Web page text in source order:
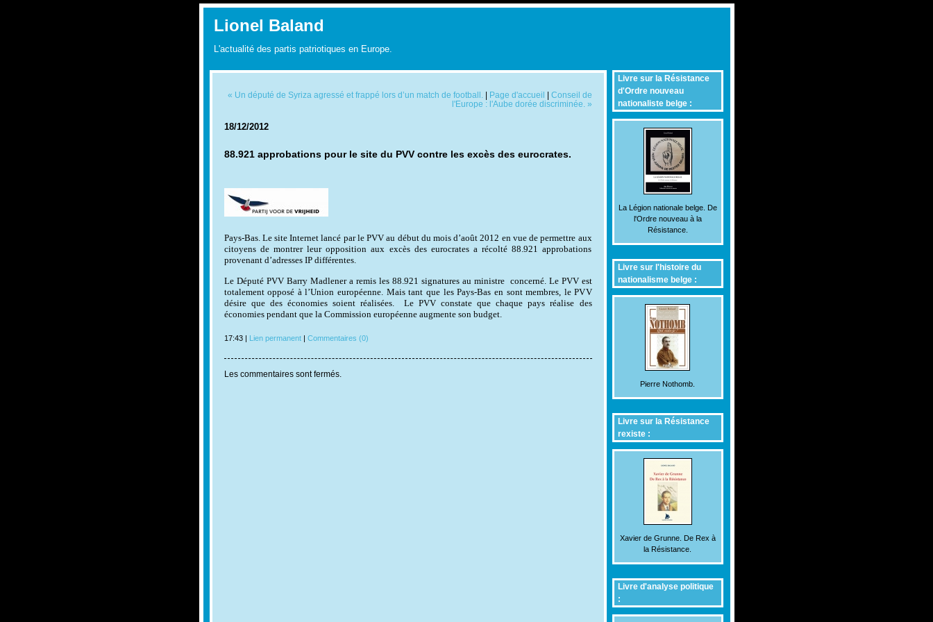
Lionel Baland
L'actualité des partis patriotiques en Europe.
Livre sur la Résistance
d'Ordre nouveau
nationaliste belge :
La Légion nationale belge. De
l'Ordre nouveau à la
Résistance.
Livre sur l'histoire du
nationalisme belge :
Pierre Nothomb.
Livre sur la Résistance
rexiste :
Xavier de Grunne. De Rex à
la Résistance.
Livre d'analyse politique
:
« Un député de Syriza agressé et frappé lors d’un match de football. | Page d'accueil | Conseil de
l'Europe : l'Aube dorée discriminée. »
18/12/2012
88.921 approbations pour le site du PVV contre les excès des eurocrates.
Pays-Bas. Le site Internet lancé par le PVV au début du mois d’août 2012 en vue de permettre aux
citoyens de montrer leur opposition aux excès des eurocrates a récolté 88.921 approbations
provenant d’adresses IP différentes.
Le Député PVV Barry Madlener a remis les 88.921 signatures au ministre concerné. Le PVV est
totalement opposé à l’Union européenne. Mais tant que les Pays-Bas en sont membres, le PVV
désire que des économies soient réalisées.
Le PVV constate que chaque pays réalise des
économies pendant que la Commission européenne augmente son budget.
17:43 | Lien permanent| Commentaires (0)
Les commentaires sont fermés.